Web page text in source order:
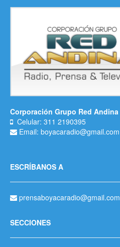
Corporación Grupo Red Andina
Celular: 311 2190395
Email: boyacaradio@gmail.com
ESCRÍBANOS A
prensaboyacaradio@gmail.com
SECCIONES